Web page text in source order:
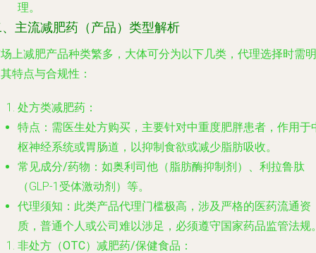
理。
主流减肥药（产品）类型解析
上减肥产品种类繁多，大体可分为以下几类，代理选择时需明
特点与合规性：
处方类减肥药 ：
特点 ：需医生处方购买，主要针对中重度肥胖患者，作用于
枢神经系统或胃肠道，以抑制食欲或减少脂肪吸收。
常见成分/药物 ：如奥利司他（脂肪酶抑制剂）、利拉鲁肽
（GLP-1受体激动剂）等。
代理须知 ：此类产品代理门槛极高，涉及严格的医药流通资
质，普通个人或公司难以涉足，必须遵守国家药品监管法规
非处方（OTC）减肥药/保健食品 ：